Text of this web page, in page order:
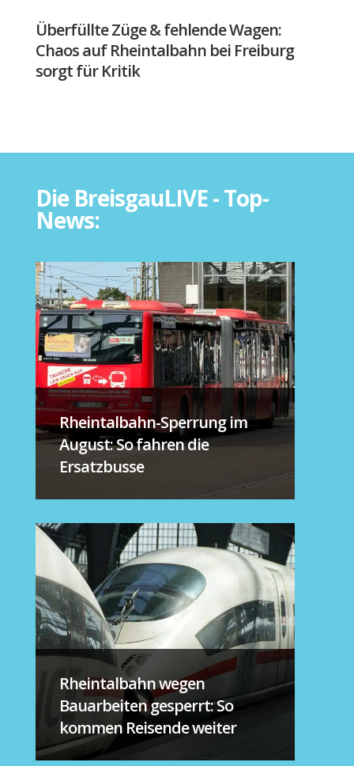
Überfüllte Züge & fehlende Wagen:
Chaos auf Rheintalbahn bei Freiburg
sorgt für Kritik
Die BreisgauLIVE - Top-
News:
Rheintalbahn-Sperrung im
August: So fahren die
Ersatzbusse
Rheintalbahn wegen
Bauarbeiten gesperrt: So
kommen Reisende weiter